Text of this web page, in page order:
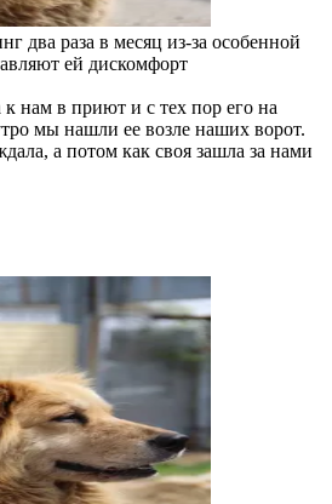
два раза в месяц из-за особенной
ей дискомфорт
нам в приют и с тех пор его на
мы нашли ее возле наших ворот.
а потом как своя зашла за нами